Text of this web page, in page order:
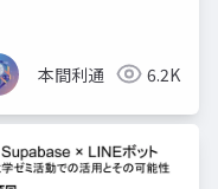
本間利通 6.2K